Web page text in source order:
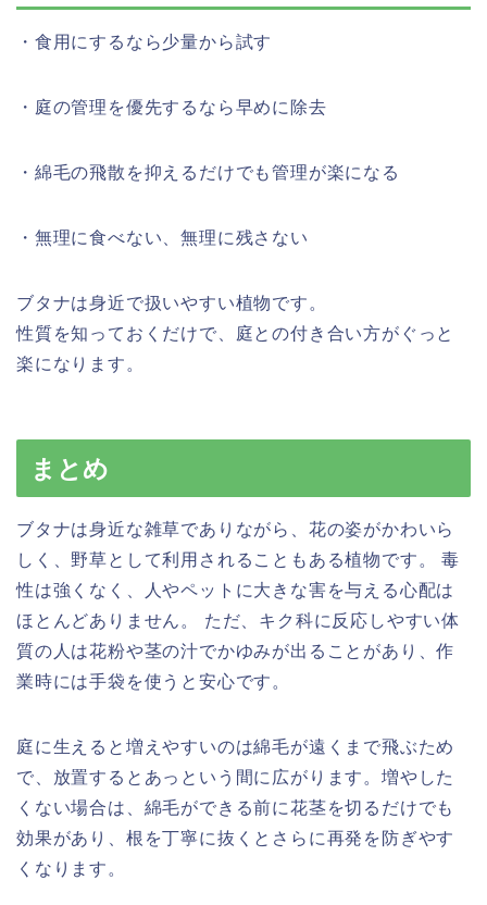
・食用にするなら少量から試す
・庭の管理を優先するなら早めに除去
・綿毛の飛散を抑えるだけでも管理が楽になる
・無理に食べない、無理に残さない
ブタナは身近で扱いやすい植物です。
性質を知っておくだけで、庭との付き合い方がぐっと
楽になります。
まとめ
ブタナは身近な雑草でありながら、花の姿がかわいら
しく、野草として利用されることもある植物です。 毒
性は強くなく、人やペットに大きな害を与える心配は
ほとんどありません。 ただ、キク科に反応しやすい体
質の人は花粉や茎の汁でかゆみが出ることがあり、作
業時には手袋を使うと安心です。
庭に生えると増えやすいのは綿毛が遠くまで飛ぶため
で、放置するとあっという間に広がります。増やした
くない場合は、綿毛ができる前に花茎を切るだけでも
効果があり、根を丁寧に抜くとさらに再発を防ぎやす
くなります。